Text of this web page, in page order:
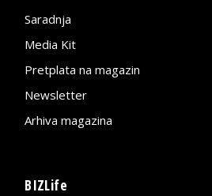
Saradnja
Media Kit
Pretplata na magazin
Newsletter
Arhiva magazina
BIZLife